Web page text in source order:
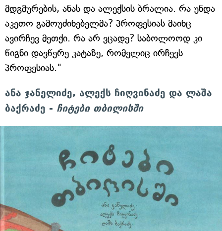
მდგმურების, ანას და ალექსის ბრალია. რა უნდა
აკეთო გამოუძინებელმა? პროფესიას მაინც
ავირჩევ მეთქი. რა არ ვცადე? საბოლოოდ კი
წიგნი დავწერე კატაზე, რომელიც ირჩევს
პროფესიას."
ანა ჯანელიძე, ალექს ჩიღვინაძე და ლაშა
ბაქრაძე - ჩიტები თბილისში